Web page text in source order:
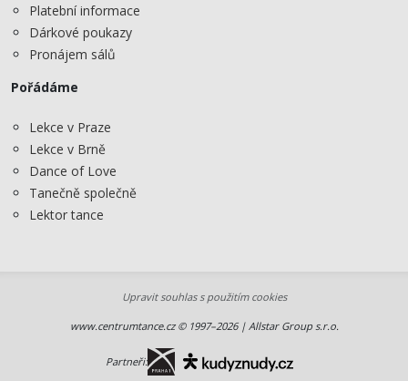
Platební informace
Dárkové poukazy
Pronájem sálů
Pořádáme
Lekce v Praze
Lekce v Brně
Dance of Love
Tanečně společně
Lektor tance
Upravit souhlas s použitím cookies
www.centrumtance.cz © 1997–2026 | Allstar Group s.r.o.
Partneři: